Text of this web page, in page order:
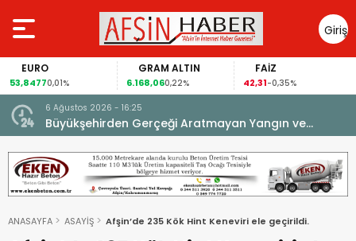
Giriş
Yap
EURO
53,84770,01%
GRAM ALTIN
6.168,060,22%
FAİZ
42,31-0,35%
6 Ağustos 2026 - 16:25
Büyükşehirden Gerçeği Aratmayan Yangın ve
Kurtarma Tatbikatı.
ANASAYFA ASAYİŞ Afşin’de 235 Kök Hint Keneviri ele geçirildi.